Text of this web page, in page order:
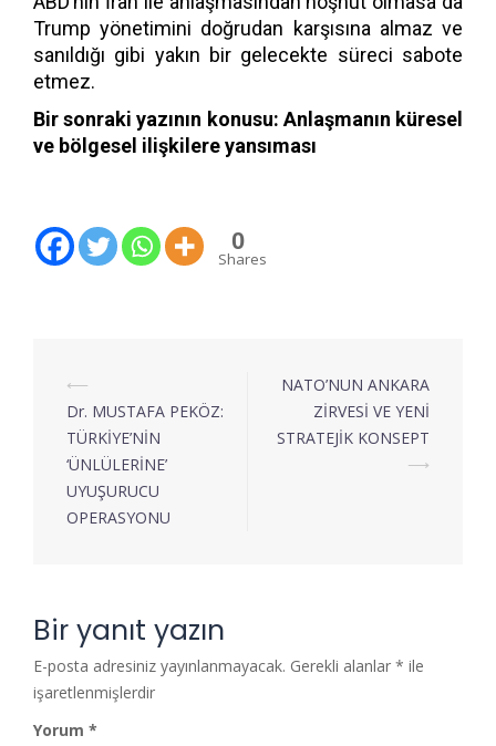
Trump yönetimini doğrudan karşısına almaz ve
sanıldığı gibi yakın bir gelecekte süreci sabote
etmez.
Bir sonraki yazının konusu: Anlaşmanın küresel
ve bölgesel ilişkilere yansıması
0
Shares
⟵
Dr. MUSTAFA PEKÖZ:
TÜRKİYE’NİN
‘ÜNLÜLERİNE’
UYUŞURUCU
OPERASYONU
NATO’NUN ANKARA
ZİRVESİ VE YENİ
STRATEJİK KONSEPT
⟶
Bir yanıt yazın
E-posta adresiniz yayınlanmayacak. Gerekli alanlar * ile
işaretlenmişlerdir
Yorum *